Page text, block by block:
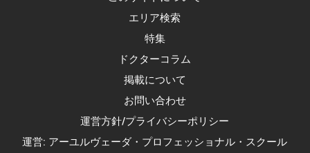
エリア検索
特集
ドクターコラム
掲載について
お問い合わせ
運営方針/プライバシーポリシー
運営: アーユルヴェーダ・プロフェッショナル・スクール